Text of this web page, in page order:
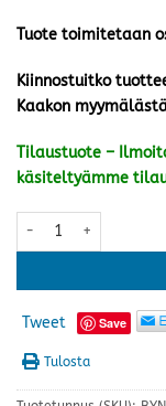
Tuote toimitetaan
Kiinnostuitko
Kaakon
Tilaustuote –
käsiteltyämme
Unipuu parvitikkaat,
Tweet Save
Tulosta